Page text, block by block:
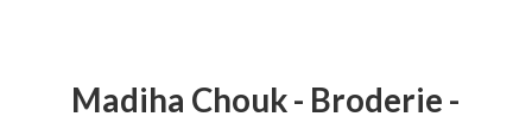
Madiha Chouk - Broderie -